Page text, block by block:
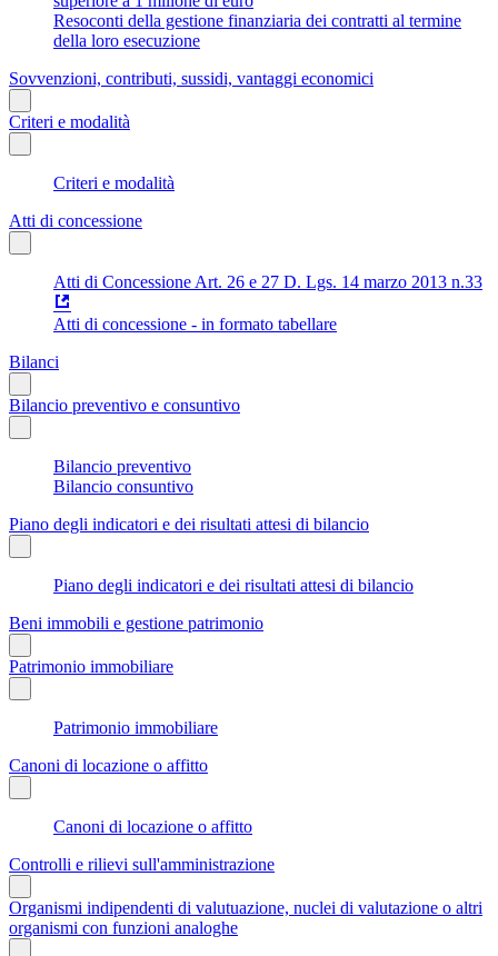
Resoconti della gestione finanziaria dei contratti al termine
della loro esecuzione
Sovvenzioni, contributi, sussidi, vantaggi economici
Criteri e modalità
Criteri e modalità
Atti di concessione
Atti di Concessione Art. 26 e 27 D. Lgs. 14 marzo 2013 n.33
Atti di concessione - in formato tabellare
Bilanci
Bilancio preventivo e consuntivo
Bilancio preventivo
Bilancio consuntivo
Piano degli indicatori e dei risultati attesi di bilancio
Piano degli indicatori e dei risultati attesi di bilancio
Beni immobili e gestione patrimonio
Patrimonio immobiliare
Patrimonio immobiliare
Canoni di locazione o affitto
Canoni di locazione o affitto
Controlli e rilievi sull'amministrazione
Organismi indipendenti di valutuazione, nuclei di valutazione o altri
organismi con funzioni analoghe